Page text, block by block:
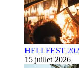
HELLFEST
15 juillet 2026